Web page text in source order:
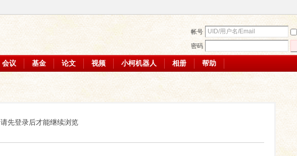
帐号
密码
会议 基金 论文 视频 小柯机器人 相册 帮助
请先登录后才能继续浏览